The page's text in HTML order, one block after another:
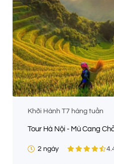
Khởi Hành T7 hàng tuần
Tour Hà Nội - Mù Cang
2 ngày